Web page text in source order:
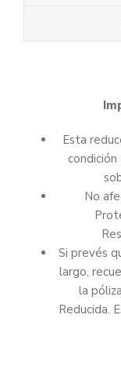
Esta
No
Si prevés
largo,
la
Reducida.